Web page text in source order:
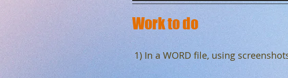
Work to do
1) In a WORD file, using